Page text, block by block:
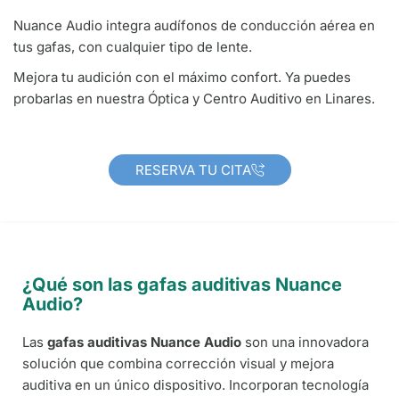
Nuance Audio integra audífonos de conducción aérea en
tus gafas, con cualquier tipo de lente.
Mejora tu audición con el máximo confort. Ya puedes
probarlas en nuestra Óptica y Centro Auditivo en Linares.
RESERVA TU CITA
¿Qué son las gafas auditivas Nuance
Audio?
Las gafas auditivas Nuance Audio son una innovadora
solución que combina corrección visual y mejora
auditiva en un único dispositivo. Incorporan tecnología